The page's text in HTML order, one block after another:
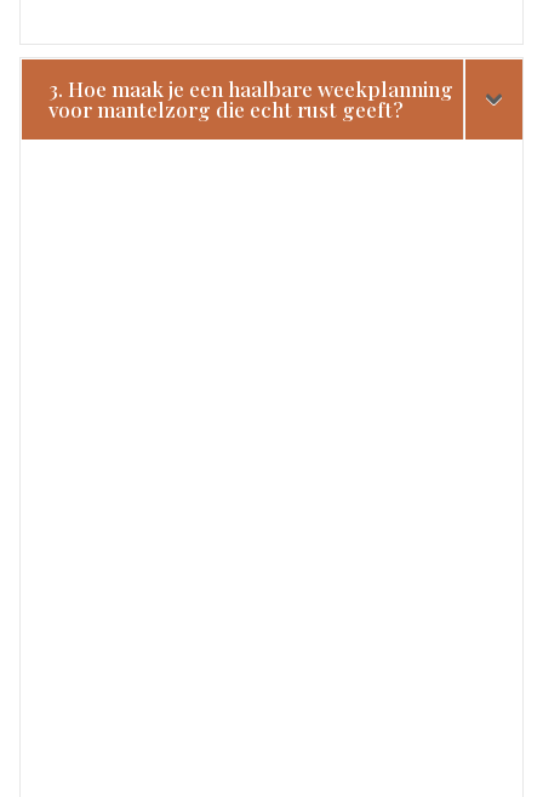
3. Hoe maak je een haalbare weekplanning
voor mantelzorg die echt rust geeft?